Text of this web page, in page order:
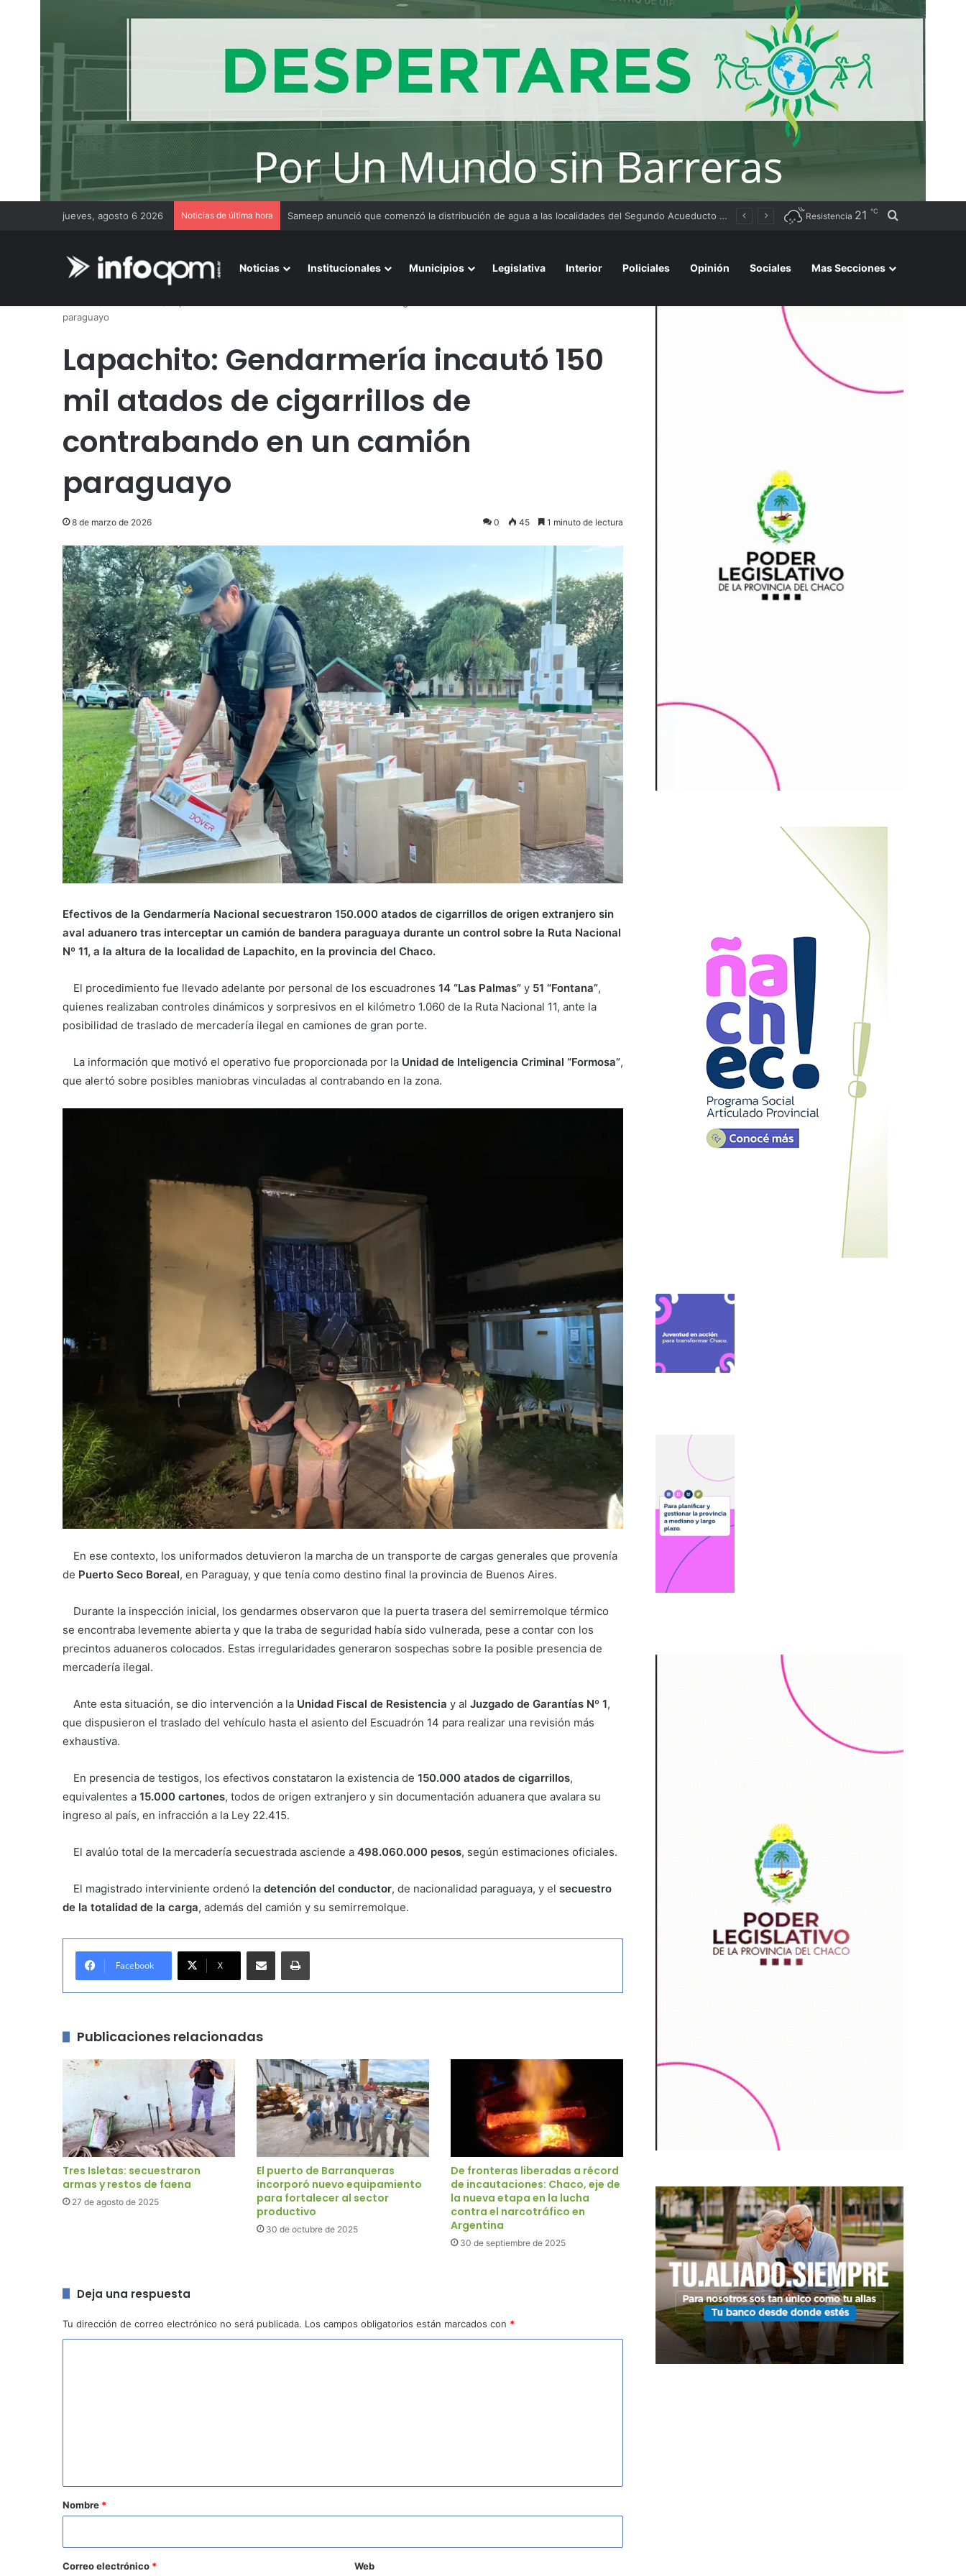
jueves, agosto 6 2026 Noticias de última hora Gremios y organizaciones sostienen la marcha pese a los cambios en la Ley de Tierras Resistencia 21 ℃ Buscar por
Noticias Institucionales Municipios Legislativa Interior Policiales Opinión Sociales Mas Secciones
paraguayo
Lapachito: Gendarmería incautó 150
mil atados de cigarrillos de
contrabando en un camión
paraguayo
8 de marzo de 2026 0 45 1 minuto de lectura
Efectivos de la Gendarmería Nacional secuestraron 150.000 atados de cigarrillos de origen extranjero sin
aval aduanero tras interceptar un camión de bandera paraguaya durante un control sobre la Ruta Nacional
Nº 11, a la altura de la localidad de Lapachito, en la provincia del Chaco.
El procedimiento fue llevado adelante por personal de los escuadrones 14 “Las Palmas” y 51 “Fontana”,
quienes realizaban controles dinámicos y sorpresivos en el kilómetro 1.060 de la Ruta Nacional 11, ante la
posibilidad de traslado de mercadería ilegal en camiones de gran porte.
La información que motivó el operativo fue proporcionada por la Unidad de Inteligencia Criminal “Formosa”,
que alertó sobre posibles maniobras vinculadas al contrabando en la zona.
En ese contexto, los uniformados detuvieron la marcha de un transporte de cargas generales que provenía
de Puerto Seco Boreal, en Paraguay, y que tenía como destino final la provincia de Buenos Aires.
Durante la inspección inicial, los gendarmes observaron que la puerta trasera del semirremolque térmico
se encontraba levemente abierta y que la traba de seguridad había sido vulnerada, pese a contar con los
precintos aduaneros colocados. Estas irregularidades generaron sospechas sobre la posible presencia de
mercadería ilegal.
Ante esta situación, se dio intervención a la Unidad Fiscal de Resistencia y al Juzgado de Garantías Nº 1,
que dispusieron el traslado del vehículo hasta el asiento del Escuadrón 14 para realizar una revisión más
exhaustiva.
En presencia de testigos, los efectivos constataron la existencia de 150.000 atados de cigarrillos,
equivalentes a 15.000 cartones, todos de origen extranjero y sin documentación aduanera que avalara su
ingreso al país, en infracción a la Ley 22.415.
El avalúo total de la mercadería secuestrada asciende a 498.060.000 pesos, según estimaciones oficiales.
El magistrado interviniente ordenó la detención del conductor, de nacionalidad paraguaya, y el secuestro
de la totalidad de la carga, además del camión y su semirremolque.
Facebook X
Publicaciones relacionadas
Tres Isletas: secuestraron
armas y restos de faena
27 de agosto de 2025
El puerto de Barranqueras
incorporó nuevo equipamiento
para fortalecer al sector
productivo
30 de octubre de 2025
De fronteras liberadas a récord
de incautaciones: Chaco, eje de
la nueva etapa en la lucha
contra el narcotráfico en
Argentina
30 de septiembre de 2025
Deja una respuesta
Tu dirección de correo electrónico no será publicada. Los campos obligatorios están marcados con *
r
*
Nombre *
Correo electrónico * Web